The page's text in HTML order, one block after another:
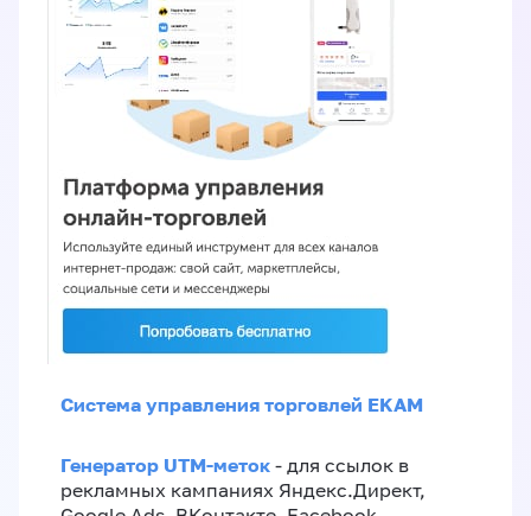
Система управления торговлей EKAM
Генератор UTM-меток - для ссылок в
рекламных кампаниях Яндекс.Директ,